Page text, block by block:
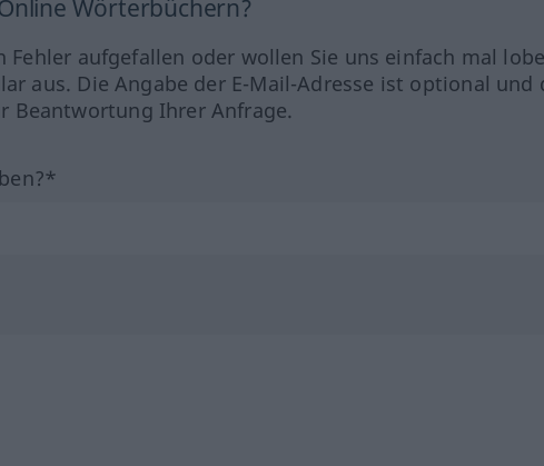
Wörterbüchern?
aufgefallen oder wollen Sie uns einfach mal
aus. Die Angabe der E-Mail-Adresse ist optional und
Beantwortung Ihrer Anfrage.